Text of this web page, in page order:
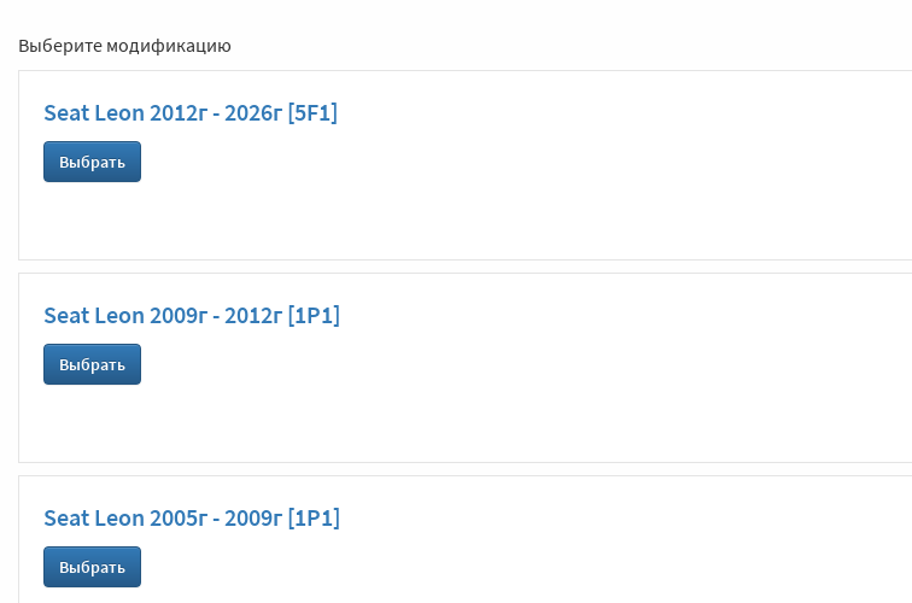
Выберите модификацию
Seat Leon 2012г - 2026г [5F1]
Выбрать
Seat Leon 2009г - 2012г [1P1]
Выбрать
Seat Leon 2005г - 2009г [1P1]
Выбрать